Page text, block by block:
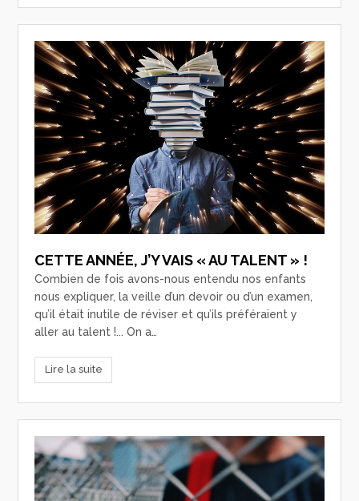
CETTE ANNÉE, J’Y VAIS « AU TALENT » !
Combien de fois avons-nous entendu nos enfants
nous expliquer, la veille d’un devoir ou d’un examen,
qu’il était inutile de réviser et qu’ils préféraient y
aller au talent !... On a…
Lire la suite